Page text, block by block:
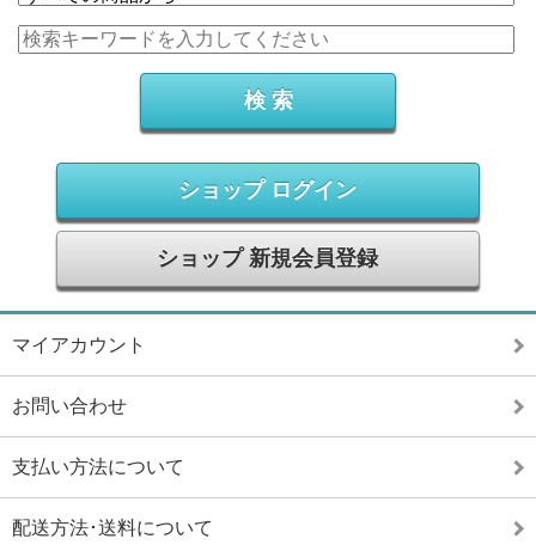
ショップ ログイン
ショップ 新規会員登録
マイアカウント
お問い合わせ
支払い方法について
配送方法･送料について